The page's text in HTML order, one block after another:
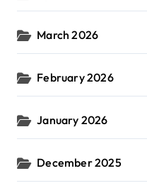
March 2026
February 2026
January 2026
December 2025